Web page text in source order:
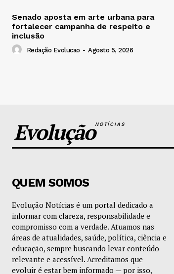
Senado aposta em arte urbana para
fortalecer campanha de respeito e
inclusão
Redação Evolucao - Agosto 5, 2026
EvoluçãoNOTÍCIAS
QUEM SOMOS
Evolução Notícias é um portal dedicado a
informar com clareza, responsabilidade e
compromisso com a verdade. Atuamos nas
áreas de atualidades, saúde, política, ciência e
educação, sempre buscando levar conteúdo
relevante e acessível. Acreditamos que
evoluir é estar bem informado — por isso,